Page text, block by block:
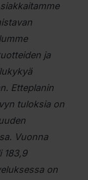
ja
Etteplanin
tuloksia on
Vuonna
183,9
on